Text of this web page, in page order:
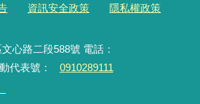
資訊安全政策 隱私權政策
心路二段588號 電話：
代表號：
0910289111